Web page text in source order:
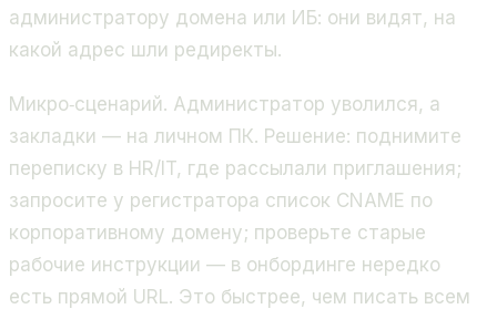
администратору домена или ИБ: они видят, на
какой адрес шли редиректы.
Микро‑сценарий. Администратор уволился, а
закладки — на личном ПК. Решение: поднимите
переписку в HR/IT, где рассылали приглашения;
запросите у регистратора список CNAME по
корпоративному домену; проверьте старые
рабочие инструкции — в онбординге нередко
есть прямой URL. Это быстрее, чем писать всем